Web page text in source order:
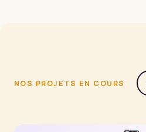
NOS PROJETS EN COURS